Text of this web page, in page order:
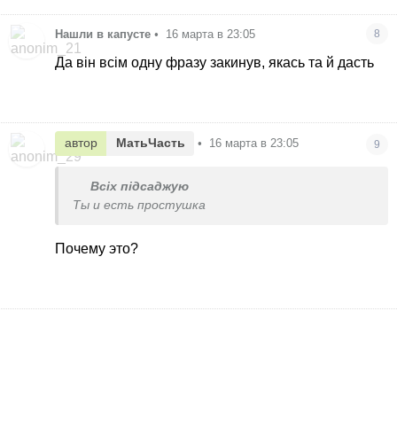
Нашли в капусте • 16 марта в 23:05 8
Да він всім одну фразу закинув, якась та й дасть
автор МатьЧасть • 16 марта в 23:05 9
Всіх підсаджую
Ты и есть простушка
Почему это?